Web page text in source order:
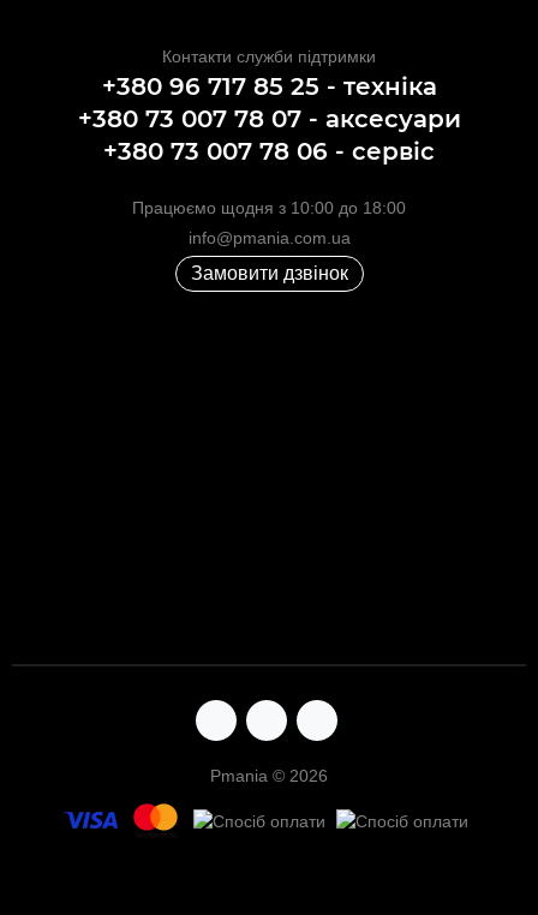
Контакти служби підтримки
+380 96 717 85 25 - техніка
+380 73 007 78 07 - аксесуари
+380 73 007 78 06 - сервіс
Працюємо щодня з 10:00 до 18:00
info@pmania.com.ua
Замовити дзвінок
Pmania © 2026